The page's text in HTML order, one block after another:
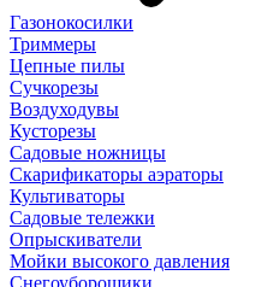
Газонокосилки
Триммеры
Цепные пилы
Cучкорезы
Воздуходувы
Кусторезы
Садовые ножницы
Скарификаторы аэраторы
Культиваторы
Садовые тележки
Опрыскиватели
Мойки высокого давления
Снегоуборощики